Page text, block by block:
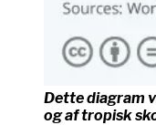
Dette diagram
og af tropisk